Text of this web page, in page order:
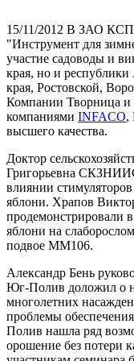
15/11/2012 В ЗАО КСП
"Инструмент для
участие садоводы и
края, но и
края, Ростовской,
Компании Творница и
компаниями INFACO,
высшего качества.
Доктор
Григорьевна
влиянии
яблони. Храпов
продемонстрировали
яблони на
подвое ММ106.
Александр Бень
Юг-Полив доложил о
многолетних
проблемы
Полив нашла ряд
орошение без потери